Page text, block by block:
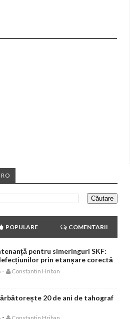
POPULARE COMENTARII
pentru simeringuri SKF:
prin etanșare corectă
- Constantin Hriban
20 de ani de tahograf
-